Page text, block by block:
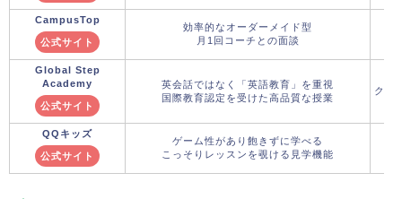
CampusTop
公式サイト
効率的なオーダーメイド型
月1回コーチとの面談
Global Step
Academy
公式サイト
英会話ではなく「英語教育」を重視
国際教育認定を受けた高品質な授業
クー
QQキッズ
公式サイト
ゲーム性があり飽きずに学べる
こっそりレッスンを覗ける見学機能